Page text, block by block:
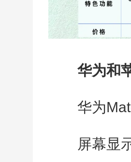
华为和
华为
屏幕显